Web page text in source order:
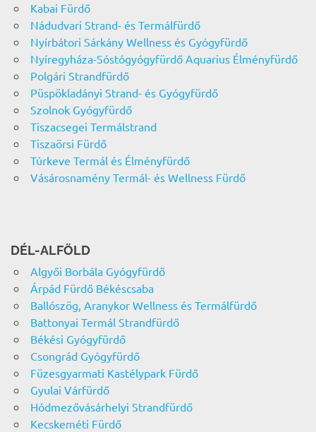
Kabai Fürdő
Nádudvari Strand- és Termálfürdő
Nyírbátori Sárkány Wellness és Gyógyfürdő
Nyíregyháza-Sóstógyógyfürdő Aquarius Élményfürdő
Polgári Strandfürdő
Püspökladányi Strand- és Gyógyfürdő
Szolnok Gyógyfürdő
Tiszacsegei Termálstrand
Tiszaörsi Fürdő
Túrkeve Termál és Élményfürdő
Vásárosnamény Termál- és Wellness Fürdő
DÉL-ALFÖLD
Algyői Borbála Gyógyfürdő
Árpád Fürdő Békéscsaba
Ballószög, Aranykor Wellness és Termálfürdő
Battonyai Termál Strandfürdő
Békési Gyógyfürdő
Csongrád Gyógyfürdő
Füzesgyarmati Kastélypark Fürdő
Gyulai Várfürdő
Hódmezővásárhelyi Strandfürdő
Kecskeméti Fürdő